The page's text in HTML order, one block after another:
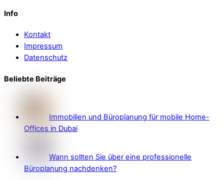
Info
Kontakt
Impressum
Datenschutz
Beliebte Beiträge
Immobilien und Büroplanung für mobile Home-
Offices in Dubai
Wann sollten Sie über eine professionelle
Büroplanung nachdenken?